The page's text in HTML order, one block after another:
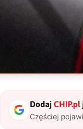
Dodaj CHIP.pl
Częściej